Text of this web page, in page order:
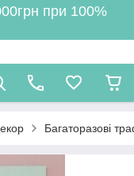
при 100%
Багаторазові